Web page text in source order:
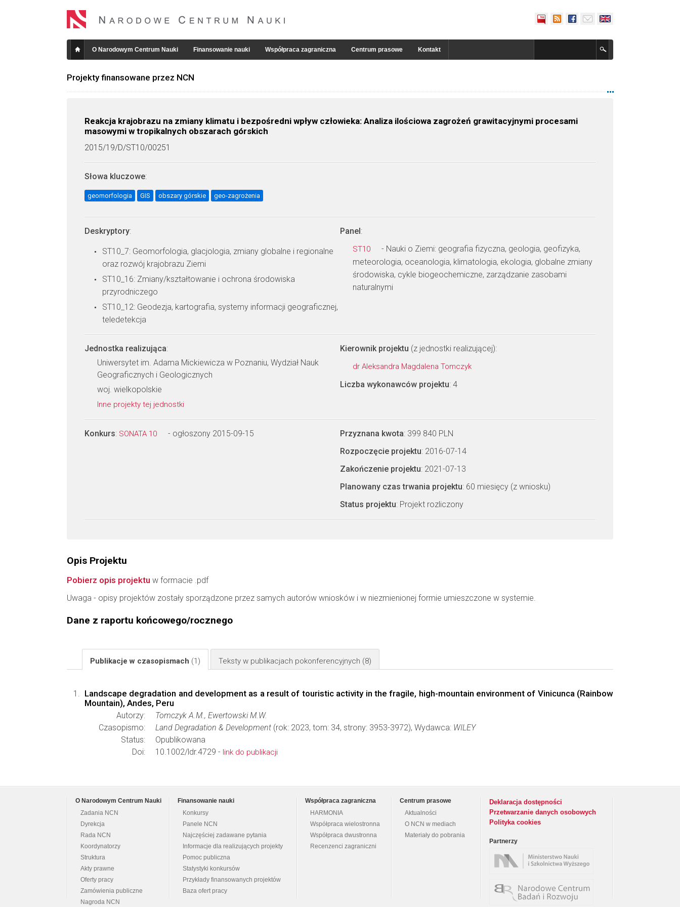
O Narodowym Centrum Nauki Finansowanie nauki Współpraca zagraniczna Centrum prasowe Kontakt
Projekty finansowane przez NCN
Reakcja krajobrazu na zmiany klimatu i bezpośredni wpływ człowieka: Analiza ilościowa zagrożeń grawitacyjnymi procesami
masowymi w tropikalnych obszarach górskich
2015/19/D/ST10/00251
Słowa kluczowe:
geomorfologia GIS obszary górskie geo-zagrożenia
Deskryptory:
ST10_7: Geomorfologia, glacjologia, zmiany globalne i regionalne
oraz rozwój krajobrazu Ziemi
ST10_16: Zmiany/kształtowanie i ochrona środowiska
przyrodniczego
ST10_12: Geodezja, kartografia, systemy informacji geograficznej,
teledetekcja
Panel:
ST10
- Nauki o Ziemi: geografia fizyczna, geologia, geofizyka,
meteorologia, oceanologia, klimatologia, ekologia, globalne zmiany
środowiska, cykle biogeochemiczne, zarządzanie zasobami
naturalnymi
Jednostka realizująca:
Uniwersytet im. Adama Mickiewicza w Poznaniu, Wydział Nauk
Geograficznych i Geologicznych
woj. wielkopolskie
Inne projekty tej jednostki
Kierownik projektu (z jednostki realizującej):
dr Aleksandra Magdalena Tomczyk
Liczba wykonawców projektu: 4
Konkurs: SONATA 10 - ogłoszony 2015-09-15 Przyznana kwota: 399 840 PLN
Rozpoczęcie projektu: 2016-07-14
Zakończenie projektu: 2021-07-13
Planowany czas trwania projektu: 60 miesięcy (z wniosku)
Status projektu: Projekt rozliczony
Opis Projektu
Pobierz opis projektu w formacie .pdf
Uwaga - opisy projektów zostały sporządzone przez samych autorów wniosków i w niezmienionej formie umieszczone w systemie.
Dane z raportu końcowego/rocznego
Publikacje w czasopismach (1) Teksty w publikacjach pokonferencyjnych (8)
Landscape degradation and development as a result of touristic activity in the fragile, high-mountain environment of Vinicunca (Rainbow
Mountain), Andes, Peru
Autorzy:
Tomczyk A.M., Ewertowski M.W.
Czasopismo:
Land Degradation & Development (rok: 2023, tom: 34, strony: 3953-3972), Wydawca: WILEY
Status:
Opublikowana
Doi:
10.1002/ldr.4729 - link do publikacji
O Narodowym Centrum Nauki
Zadania NCN
Dyrekcja
Rada NCN
Koordynatorzy
Struktura
Akty prawne
Oferty pracy
Zamówienia publiczne
Nagroda NCN
Finansowanie nauki
Konkursy
Panele NCN
Najczęściej zadawane pytania
Informacje dla realizujących projekty
Pomoc publiczna
Statystyki konkursów
Przykłady finansowanych projektów
Baza ofert pracy
Współpraca zagraniczna
HARMONIA
Współpraca wielostronna
Współpraca dwustronna
Recenzenci zagraniczni
Centrum prasowe
Aktualności
O NCN w mediach
Materiały do pobrania
Deklaracja dostępności
Przetwarzanie danych osobowych
Polityka cookies
Partnerzy